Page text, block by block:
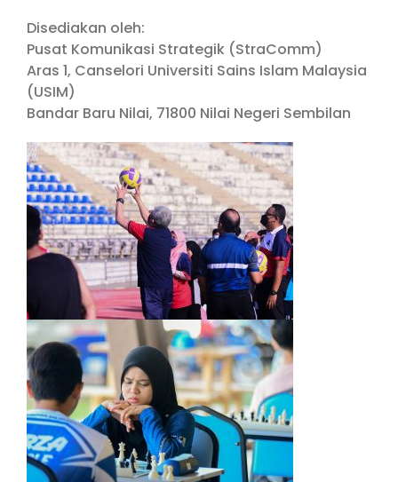
Disediakan oleh:
Pusat Komunikasi Strategik (StraComm)
Aras 1, Canselori Universiti Sains Islam Malaysia
(USIM)
Bandar Baru Nilai, 71800 Nilai Negeri Sembilan